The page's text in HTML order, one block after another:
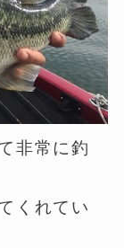
非常に釣
くれてい